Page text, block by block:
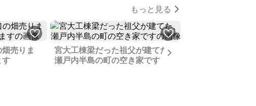
もっと見る
売りま
す
宮大工棟梁だった祖父が建てた、
瀬戸内半島の町の空き家です